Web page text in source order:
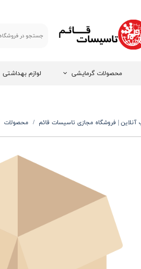
محصولات گرمایشی لوازم بهداشتی
آنلاین | فروشگاه مجازی تاسیسات قائم محصولات